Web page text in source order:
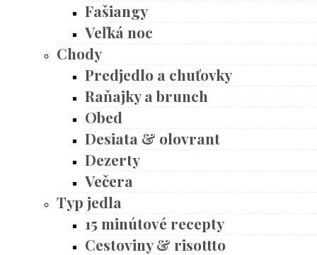
Fašiangy
Veľká noc
Chody
Predjedlo a chuťovky
Raňajky a brunch
Obed
Desiata & olovrant
Dezerty
Večera
Typ jedla
15 minútové recepty
Cestoviny & risottto